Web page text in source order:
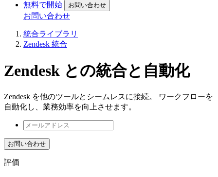
無料で開始 お問い合わせ
お問い合わせ
統合ライブラリ
Zendesk 統合
Zendesk との統合と自動化
Zendesk を他のツールとシームレスに接続。 ワークフローを
自動化し、業務効率を向上させます。
お問い合わせ
評価